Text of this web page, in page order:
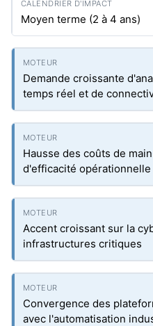
Moyen terme (2 à 4 ans)
Demande croissante
temps réel et de
Hausse des coûts de
d'efficacité opérationnelle
Accent croissant sur la
infrastructures critiques
Convergence des
avec l'automatisation